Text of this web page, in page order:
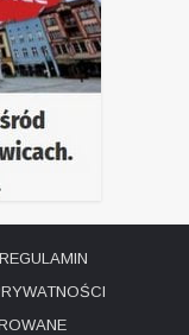
REGULAMIN